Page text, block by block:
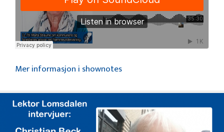
Mer informasjon i shownotes